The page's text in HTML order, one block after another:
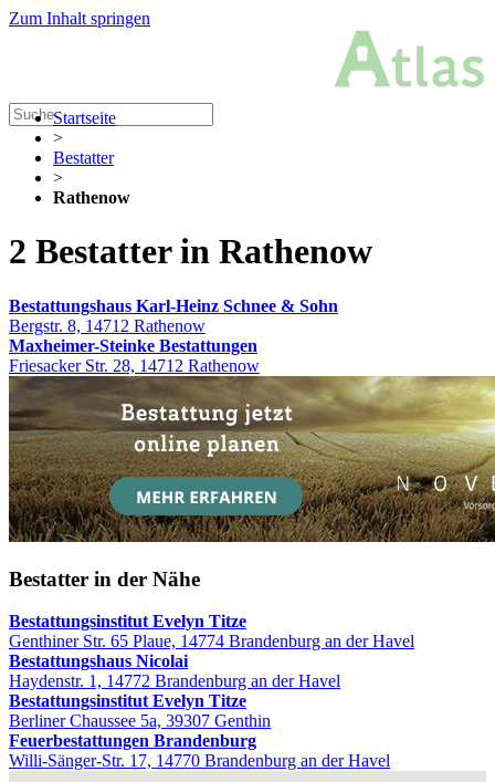
Zum Inhalt springen
Startseite
>
Bestatter
>
Rathenow
2 Bestatter in Rathenow
Bestattungshaus Karl-Heinz Schnee & Sohn
Bergstr. 8, 14712 Rathenow
Maxheimer-Steinke Bestattungen
Friesacker Str. 28, 14712 Rathenow
Bestatter in der Nähe
Bestattungsinstitut Evelyn Titze
Genthiner Str. 65 Plaue, 14774 Brandenburg an der Havel
Bestattungshaus Nicolai
Haydenstr. 1, 14772 Brandenburg an der Havel
Bestattungsinstitut Evelyn Titze
Berliner Chaussee 5a, 39307 Genthin
Feuerbestattungen Brandenburg
Willi-Sänger-Str. 17, 14770 Brandenburg an der Havel